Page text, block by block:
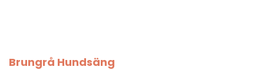
Brungrå Hundsäng